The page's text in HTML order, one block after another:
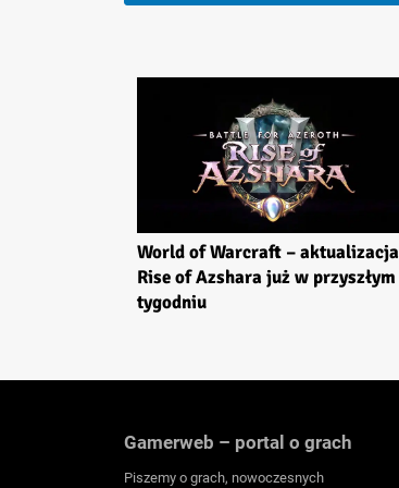
World of Warcraft – aktualizacja
Rise of Azshara już w przyszłym
tygodniu
Gamerweb – portal o grach
Piszemy o grach, nowoczesnych